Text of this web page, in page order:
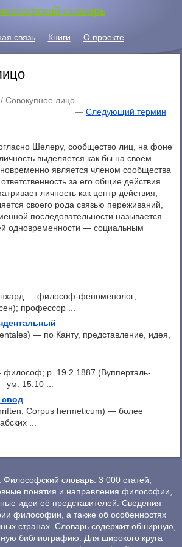
словарь
связь Книги О проекте
/Совокупное лицо
— Следующий термин
Шелеру, сообщество лиц, на фоне
выделяется как бы на своём
является членом сообщества
за его общие действия.
личность как центр действия,
своего рода связью переживаний,
последовательности называется
одновременности — социальным
— философ-феноменолог;
профессор ...
— по Канту, представление, идея,
философ; p. 19.2.1887 (Вупперталь-
ум. 15.10 ...
свод
Corpus hermeticum) — более
...
Философский словарь. 3 000 статей,
понятия и направления философии,
идеи её представителей. Сведения
философии, а также об особенностях
странах. Словарь содержит обширную,
библиографию. Для широкого круга